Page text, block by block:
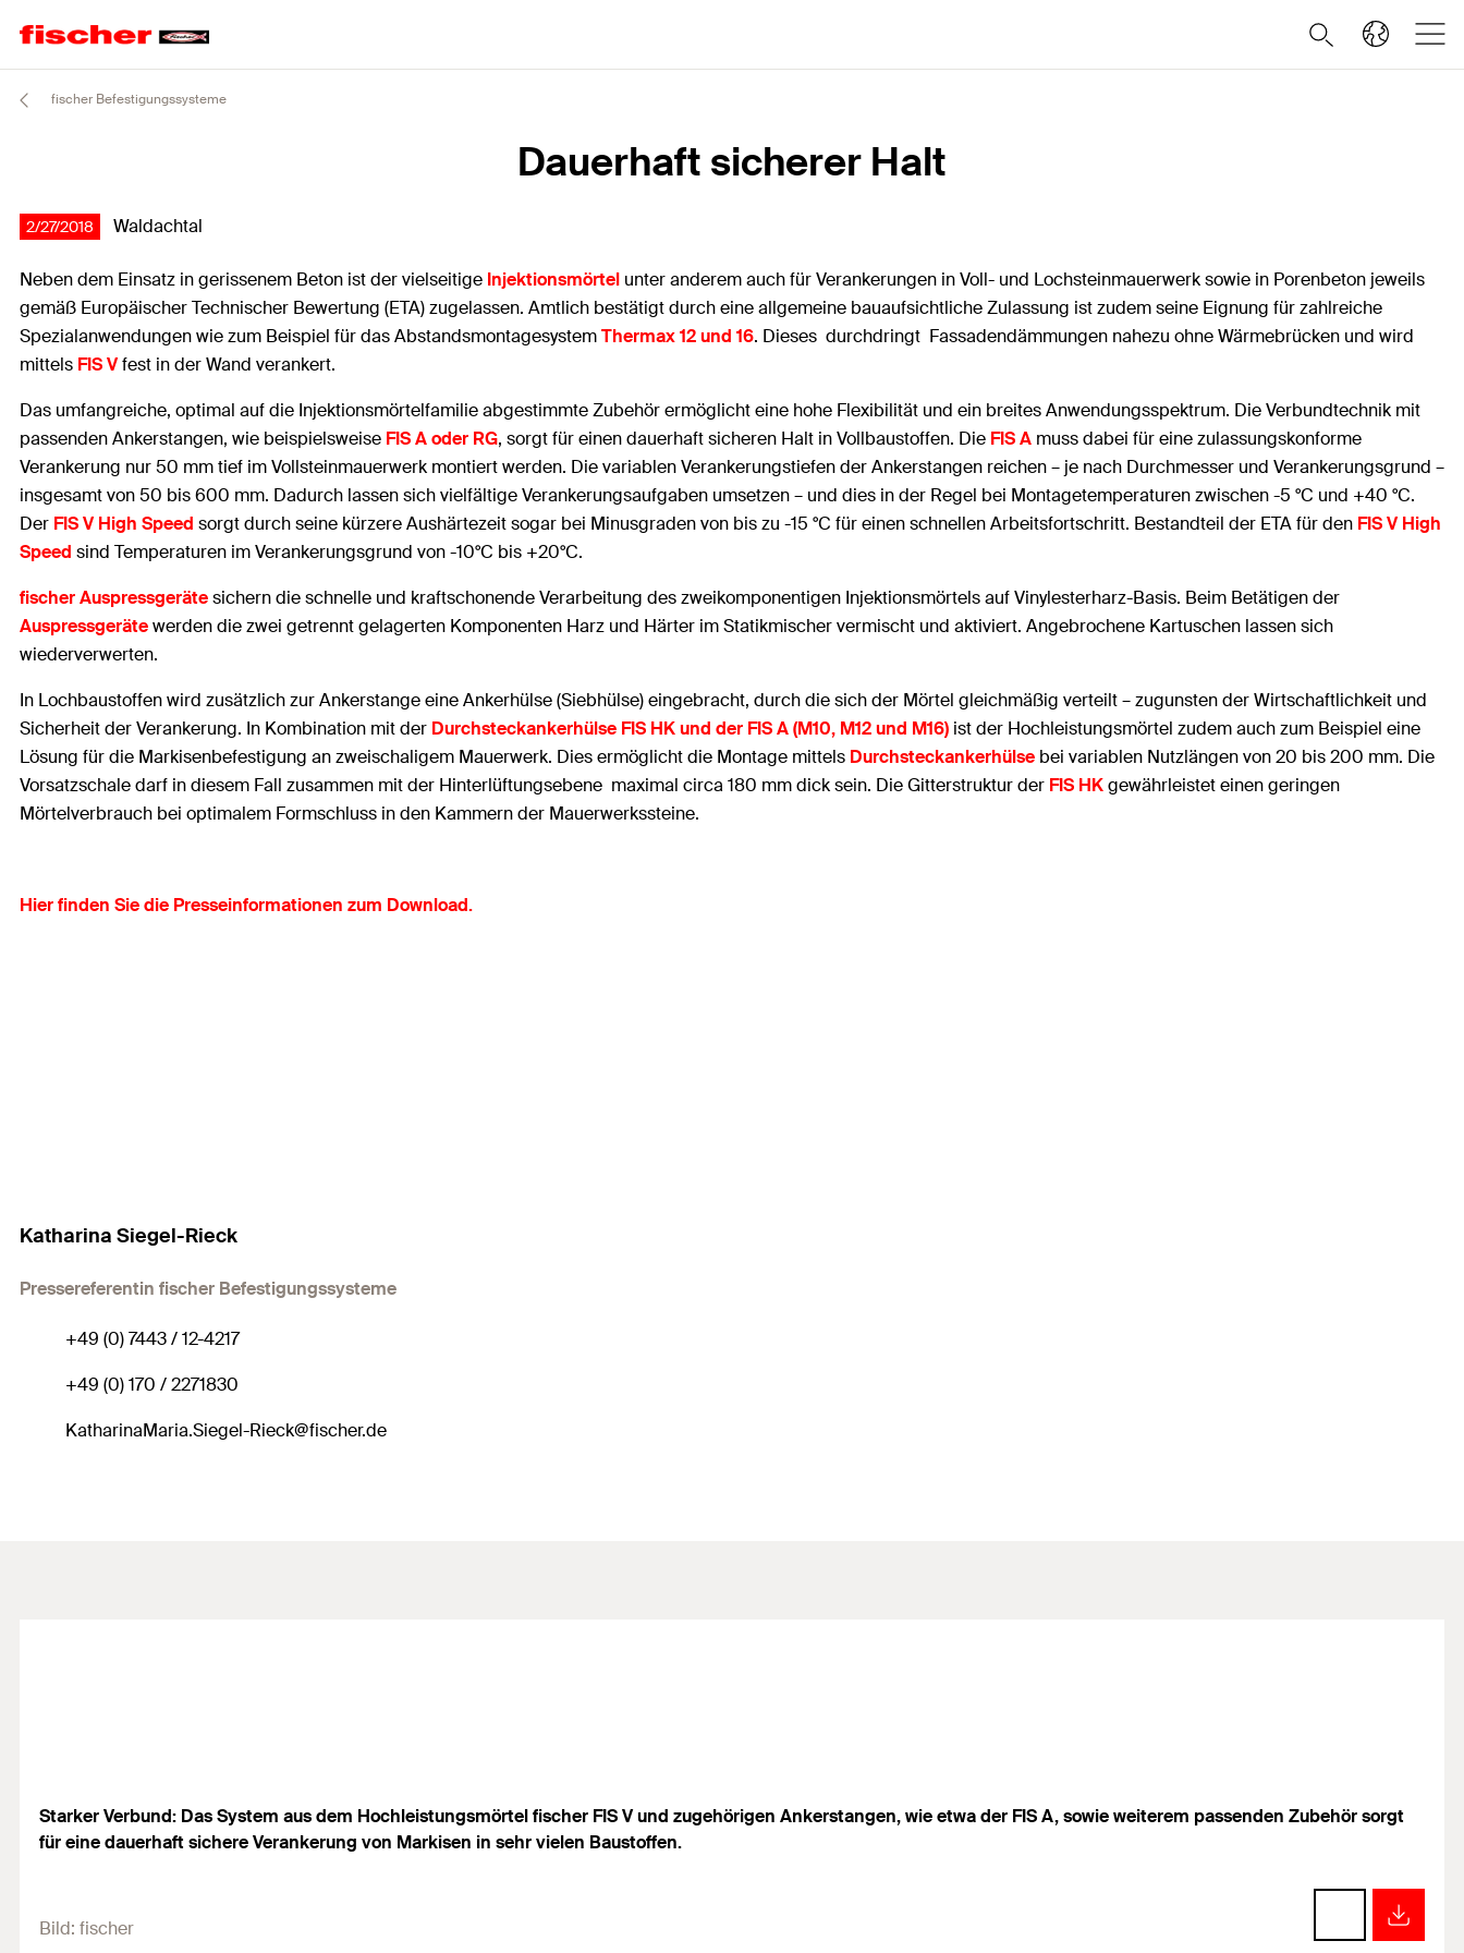
fischer Befestigungssysteme
Dauerhaft sicherer Halt
2/27/2018 Waldachtal
Neben dem Einsatz in gerissenem Beton ist der vielseitige Injektionsmörtel unter anderem auch für Verankerungen in Voll- und Lochsteinmauerwerk sowie in Porenbeton jeweils
gemäß Europäischer Technischer Bewertung (ETA) zugelassen. Amtlich bestätigt durch eine allgemeine bauaufsichtliche Zulassung ist zudem seine Eignung für zahlreiche
Spezialanwendungen wie zum Beispiel für das AbstandsmontagesystemThermax 12 und 16. Dieses durchdringt Fassadendämmungen nahezu ohne Wärmebrücken und wird
mittels FIS Vfest in der Wand verankert.
Das umfangreiche, optimal auf die Injektionsmörtelfamilie abgestimmte Zubehör ermöglicht eine hohe Flexibilität und ein breites Anwendungsspektrum. Die Verbundtechnik mit
passenden Ankerstangen, wie beispielsweise FIS A oder RG, sorgt für einen dauerhaft sicheren Halt in Vollbaustoffen. Die FIS A muss dabei für eine zulassungskonforme
Verankerung nur 50 mm tief im Vollsteinmauerwerk montiert werden. Die variablen Verankerungstiefen der Ankerstangen reichen – je nach Durchmesser und Verankerungsgrund –
insgesamt von 50 bis 600 mm. Dadurch lassen sich vielfältige Verankerungsaufgaben umsetzen – und dies in der Regel bei Montagetemperaturen zwischen -5 °C und +40 °C.
Der FIS V High Speed sorgt durch seine kürzere Aushärtezeit sogar bei Minusgraden von bis zu -15 °C für einen schnellen Arbeitsfortschritt. Bestandteil der ETA für den FIS V High
Speed sind Temperaturen im Verankerungsgrund von -10°C bis +20°C.
fischer Auspressgerätesichern die schnelle und kraftschonende Verarbeitung des zweikomponentigen Injektionsmörtels auf Vinylesterharz-Basis. Beim Betätigen der
Auspressgerätewerden die zwei getrennt gelagerten Komponenten Harz und Härter im Statikmischer vermischt und aktiviert. Angebrochene Kartuschen lassen sich
wiederverwerten.
In Lochbaustoffen wird zusätzlich zur Ankerstange eine Ankerhülse (Siebhülse) eingebracht, durch die sich der Mörtel gleichmäßig verteilt – zugunsten der Wirtschaftlichkeit und
Sicherheit der Verankerung. In Kombination mit der Durchsteckankerhülse FIS HK und der FIS A (M10, M12 und M16) ist der Hochleistungsmörtel zudem auch zum Beispiel eine
Lösung für die Markisenbefestigung an zweischaligem Mauerwerk. Dies ermöglicht die Montage mittels Durchsteckankerhülse bei variablen Nutzlängen von 20 bis 200 mm. Die
Vorsatzschale darf in diesem Fall zusammen mit der Hinterlüftungsebene maximal circa 180 mm dick sein. Die Gitterstruktur der FIS HKgewährleistet einen geringen
Mörtelverbrauch bei optimalem Formschluss in den Kammern der Mauerwerkssteine.
Hier finden Sie die Presseinformationen zum Download.
Katharina Siegel-Rieck
Pressereferentin fischer Befestigungssysteme
+49 (0) 7443 / 12-4217
+49 (0) 170 / 2271830
KatharinaMaria.Siegel-Rieck@fischer.de
Starker Verbund: Das System aus dem Hochleistungsmörtel fischer FIS V und zugehörigen Ankerstangen, wie etwa der FIS A, sowie weiterem passenden Zubehör sorgt
für eine dauerhaft sichere Verankerung von Markisen in sehr vielen Baustoffen.
Bild: fischer